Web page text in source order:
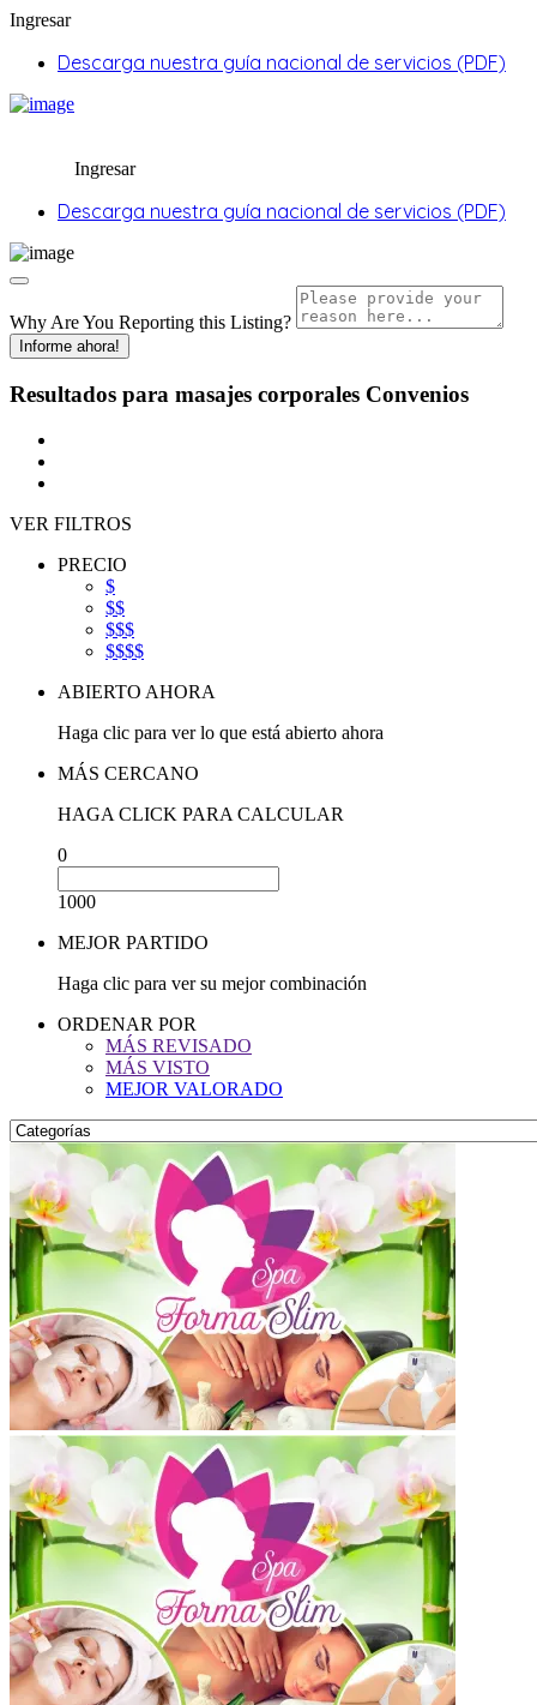
Ingresar
Descarga nuestra guía nacional de servicios (PDF)
Ingresar
Descarga nuestra guía nacional de servicios (PDF)
Why Are You Reporting this Listing?
Informe ahora!
Resultados para masajes corporales Convenios
VER FILTROS
PRECIO
$
$$
$$$
$$$$
ABIERTO AHORA
Haga clic para ver lo que está abierto ahora
MÁS CERCANO
HAGA CLICK PARA CALCULAR
0
1000
MEJOR PARTIDO
Haga clic para ver su mejor combinación
ORDENAR POR
MÁS REVISADO
MÁS VISTO
MEJOR VALORADO